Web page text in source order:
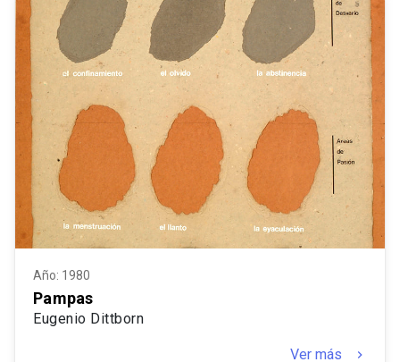
Año: 1980
Pampas
Eugenio Dittborn
Ver más keyboard_arrow_right